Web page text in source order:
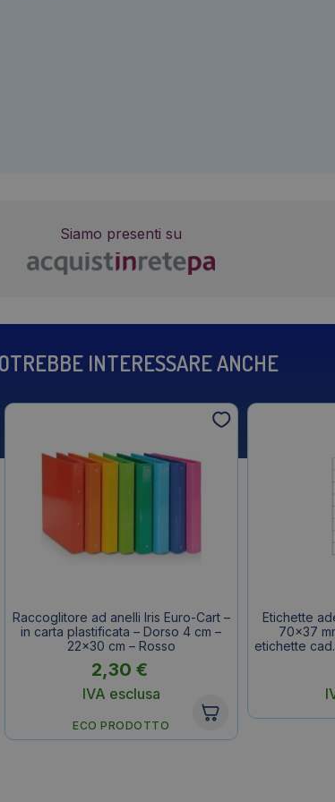
Siamo presenti su
INTERESSARE ANCHE
Raccoglitore ad anelli Iris Euro-Cart –
in carta plastificata – Dorso 4 cm –
22×30 cm – Rosso
2,30€
IVA esclusa
ECO PRODOTTO
Etichette
70×37
etichette cad.